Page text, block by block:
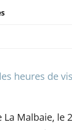
heures de
La Malbaie, le